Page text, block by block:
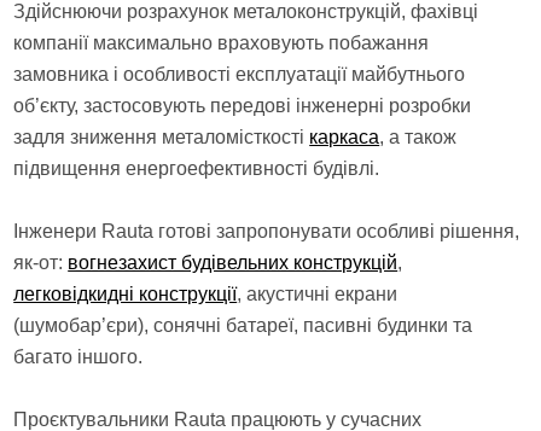
Здійснюючи розрахунок металоконструкцій, фахівці
компанії максимально враховують побажання
замовника і особливості експлуатації майбутнього
об’єкту, застосовують передові інженерні розробки
задля зниження металомісткості каркаса, а також
підвищення енергоефективності будівлі.
Інженери Rauta готові запропонувати особливі рішення,
як-от: вогнезахист будівельних конструкцій,
легковідкидні конструкції, акустичні екрани
(шумобар’єри), сонячні батареї, пасивні будинки та
багато іншого.
Проєктувальники Rauta працюють у сучасних